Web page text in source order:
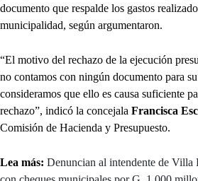
documento que respalde los gastos
municipalidad, según argumentaron.
“El motivo del rechazo de la ejecución
no contamos con ningún documento para
consideramos que ello es causa suficiente
rechazo”, indicó la concejala Francisca
Comisión de Hacienda y Presupuesto.
Lea más: Denuncian al intendente de Villa